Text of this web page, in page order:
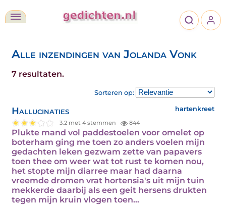
Alle inzendingen van Jolanda Vonk
7 resultaten.
Sorteren op:
Hallucinaties hartenkreet
3.2 met 4 stemmen 844
Plukte mand vol paddestoelen voor omelet op
boterham ging me toen zo anders voelen mijn
gedachten leken gezwam zette van papavers
toen thee om weer wat tot rust te komen nou,
het stopte mijn diarree maar had daarna
vreemde dromen vrat hortensia's uit mijn tuin
mekkerde daarbij als een geit hersens drukten
tegen mijn kruin vlogen toen…